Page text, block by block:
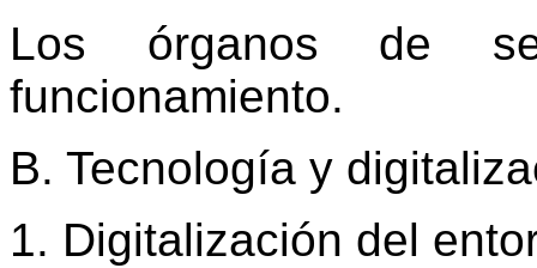
Los órganos de
funcionamiento.
B. Tecnología y
1. Digitalización del